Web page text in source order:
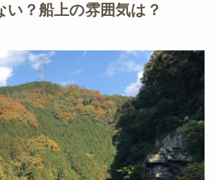
い？船上の雰囲気は？